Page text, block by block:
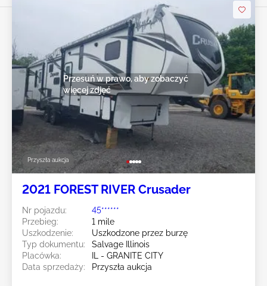
Przyszła aukcja
Przesuń w prawo, aby zobaczyć
więcej zdjęć
2021 FOREST RIVER Crusader
Nr pojazdu:
45******
Przebieg:
1 mile
Uszkodzenie:
Uszkodzone przez burzę
Typ dokumentu:
Salvage Illinois
Placówka:
IL - GRANITE CITY
Data sprzedaży:
Przyszła aukcja